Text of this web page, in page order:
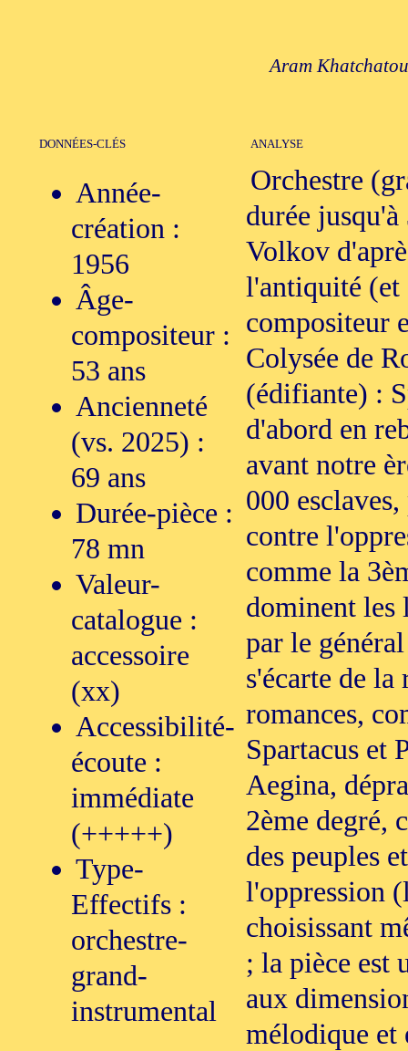
Aram
DONNÉES-CLÉS ANALYSE
Année-
création :
1956
Âge-
compositeur :
53 ans
Ancienneté
(vs. 2025) :
69 ans
Durée-pièce :
78 mn
Valeur-
catalogue :
accessoire
(xx)
Accessibilité-
écoute :
immédiate
(+++++)
Type-
Effectifs :
orchestre-
grand-
instrumental
Orchestre
durée
Volkov
l'antiquité (et
compositeur
Colysée de
(édifiante) :
d'abord en
avant notre
000
contre
comme la
dominent les
par le
s'écarte de
romances,
Spartacus et
Aegina,
2ème degré,
des peuples
l'oppression
choisissant
; la pièce est
aux
mélodique et